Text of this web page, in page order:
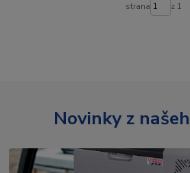
strana z 1
Novinky z